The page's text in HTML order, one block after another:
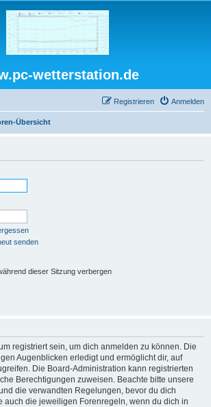
wetterstation.de
Anmelden
Registrieren
Übersicht
senden
dieser Sitzung verbergen
registriert sein, um dich anmelden zu können. Die
Augenblicken erledigt und ermöglicht dir, auf
Die Board-Administration kann registrierten
Berechtigungen zuweisen. Beachte bitte unsere
die verwandten Regelungen, bevor du dich
auch die jeweiligen Forenregeln, wenn du dich in